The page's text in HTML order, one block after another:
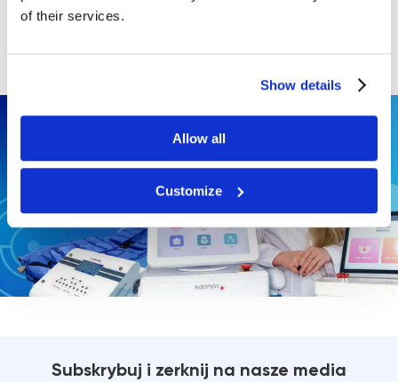
of their services.
Show details
Allow all
Customize
przetwarzanie danych osobowych.
Subskrybuj i zerknij na nasze media